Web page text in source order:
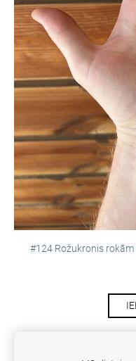
#124 Rožukronis